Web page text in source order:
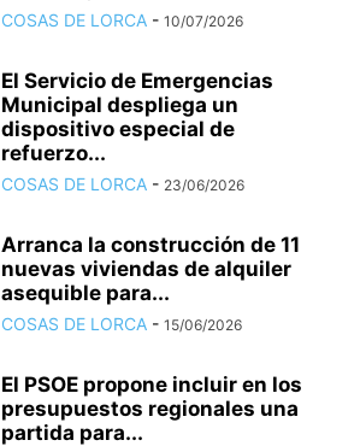
COSAS DE LORCA - 10/07/2026
El Servicio de Emergencias
Municipal despliega un
dispositivo especial de
refuerzo...
COSAS DE LORCA - 23/06/2026
Arranca la construcción de 11
nuevas viviendas de alquiler
asequible para...
COSAS DE LORCA - 15/06/2026
El PSOE propone incluir en los
presupuestos regionales una
partida para...